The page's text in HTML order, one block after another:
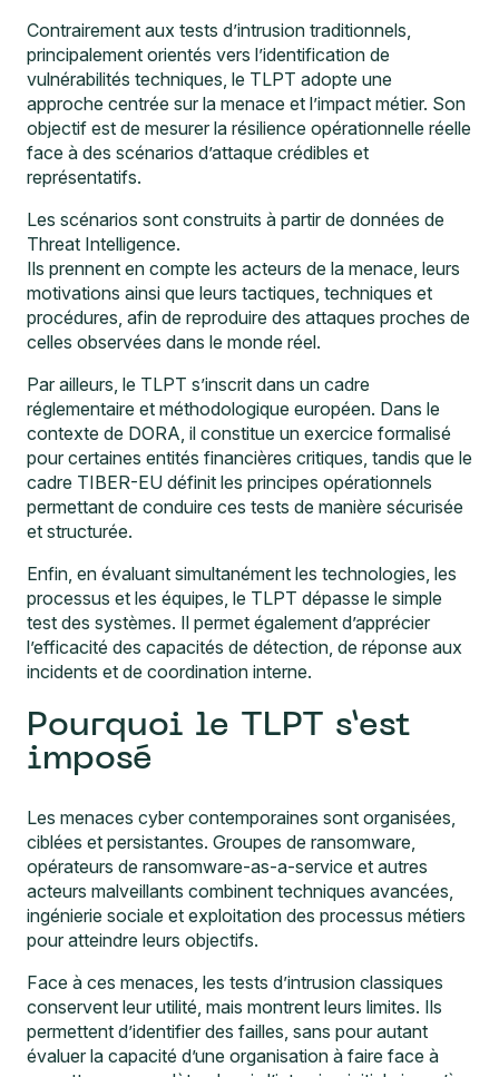
Contrairement aux tests d’intrusion traditionnels,
principalement orientés vers l’identification de
vulnérabilités techniques, le TLPT adopte une
approche centrée sur la menace et l’impact métier. Son
objectif est de mesurer la résilience opérationnelle réelle
face à des scénarios d’attaque crédibles et
représentatifs.
Les scénarios sont construits à partir de données de
Threat Intelligence.
Ils prennent en compte les acteurs de la menace, leurs
motivations ainsi que leurs tactiques, techniques et
procédures, afin de reproduire des attaques proches de
celles observées dans le monde réel.
Par ailleurs, le TLPT s’inscrit dans un cadre
réglementaire et méthodologique européen. Dans le
contexte de DORA , il constitue un exercice formalisé
pour certaines entités financières critiques, tandis que le
cadre TIBER-EU définit les principes opérationnels
permettant de conduire ces tests de manière sécurisée
et structurée.
Enfin, en évaluant simultanément les technologies, les
processus et les équipes, le TLPT dépasse le simple
test des systèmes. Il permet également d’apprécier
l’efficacité des capacités de détection, de réponse aux
incidents et de coordination interne.
Pourquoi le TLPT s’est
imposé
Les menaces cyber contemporaines sont organisées,
ciblées et persistantes. Groupes de ransomware,
opérateurs de ransomware-as-a-service et autres
acteurs malveillants combinent techniques avancées,
ingénierie sociale et exploitation des processus métiers
pour atteindre leurs objectifs.
Face à ces menaces, les tests d’intrusion classiques
conservent leur utilité, mais montrent leurs limites. Ils
permettent d’identifier des failles, sans pour autant
évaluer la capacité d’une organisation à faire face à